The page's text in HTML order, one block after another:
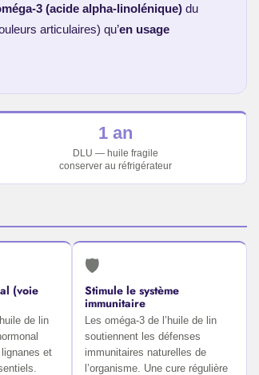
3 (acide alpha-linolénique)du
articulaires) qu’en usage
1 an
DLU — huile fragile
conserver au réfrigérateur
(voie
de lin
et
🛡️
Stimule le système
immunitaire
Les oméga-3 de l’huile de lin
soutiennent les défenses
immunitaires naturelles de
l’organisme. Une cure régulière